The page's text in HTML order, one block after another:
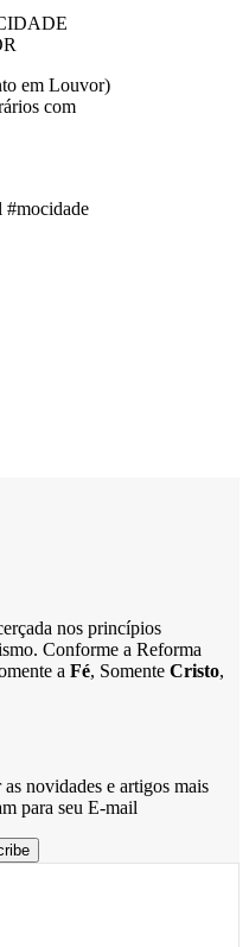
em Louvor)
com
#mocidade
nos princípios
Conforme a Reforma
a Fé, Somente Cristo,
novidades e artigos mais
para seu E-mail